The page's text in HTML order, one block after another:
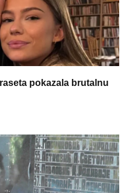
pokazala brutalnu